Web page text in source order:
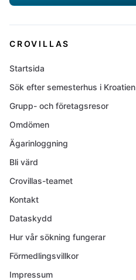
CROVILLAS
Startsida
Sök efter semesterhus i Kroatien
Grupp- och företagsresor
Omdömen
Ägarinloggning
Bli värd
Crovillas-teamet
Kontakt
Dataskydd
Hur vår sökning fungerar
Förmedlingsvillkor
Impressum